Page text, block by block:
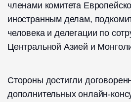
членами комитета
иностранным делам,
человека и делегации по
Центральной Азией и
Стороны достигли
дополнительных онлайн-